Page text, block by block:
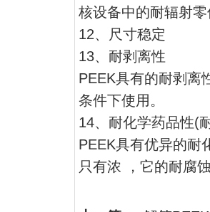
核设备中的耐辐射
12、尺寸稳定
13、耐剥离性
PEEK具有的耐剥离
条件下使用。
14、耐化学药品性(
PEEK具有优异的耐
只有浓 ，它的耐腐